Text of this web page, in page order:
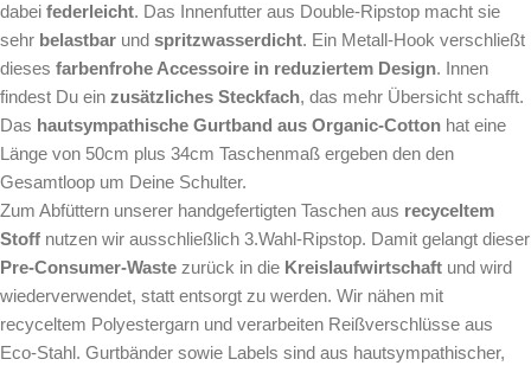
dabei federleicht. Das Innenfutter aus Double-Ripstop macht sie
sehr belastbar und spritzwasserdicht. Ein Metall-Hook verschließt
dieses farbenfrohe Accessoire in reduziertem Design. Innen
findest Du ein zusätzliches Steckfach, das mehr Übersicht schafft.
Das hautsympathische Gurtband aus Organic-Cotton hat eine
Länge von 50cm plus 34cm Taschenmaß ergeben den den
Gesamtloop um Deine Schulter.
Zum Abfüttern unserer handgefertigten Taschen aus recyceltem
Stoff nutzen wir ausschließlich 3.Wahl-Ripstop. Damit gelangt dieser
Pre-Consumer-Waste zurück in die Kreislaufwirtschaft und wird
wiederverwendet, statt entsorgt zu werden. Wir nähen mit
recyceltem Polyestergarn und verarbeiten Reißverschlüsse aus
Eco-Stahl. Gurtbänder sowie Labels sind aus hautsympathischer,